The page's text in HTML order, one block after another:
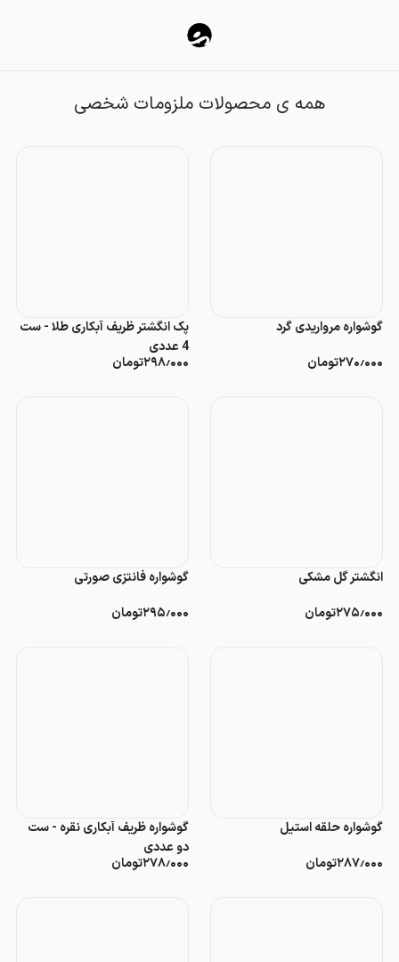
همه ی محصولات ملزومات شخصی
گوشواره مرواریدی گرد
۲۷۰٫۰۰۰تومان
پک انگشتر ظریف آبکاری طلا - ست
4 عددی
۲۹۸٫۰۰۰تومان
انگشتر گل مشکی
۲۷۵٫۰۰۰تومان
گوشواره فانتزی صورتی
۲۹۵٫۰۰۰تومان
گوشواره حلقه استیل
۲۸۷٫۰۰۰تومان
گوشواره ظریف آبکاری نقره - ست
دو عددی
۲۷۸٫۰۰۰تومان